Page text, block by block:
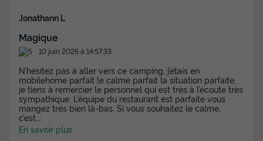
Jonathann L
Magique
10 juin 2026 à 14:57:33
N’hésitez pas à aller vers ce camping, j’étais en
mobilehome parfait le calme parfait la situation parfaite,
je tiens à remercier le personnel qui est très à l’écoute très
sympathique. L’équipe du restaurant est parfaite vous
mangez très bien là-bas. Si vous souhaitez le calme,
c’est...
En savoir plus